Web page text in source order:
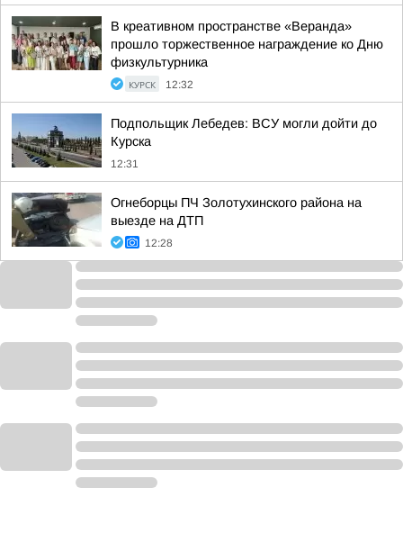
В креативном пространстве «Веранда»
прошло торжественное награждение ко Дню
физкультурника
КУРСК 12:32
Подпольщик Лебедев: ВСУ могли дойти до
Курска
12:31
Огнеборцы ПЧ Золотухинского района на
выезде на ДТП
12:28